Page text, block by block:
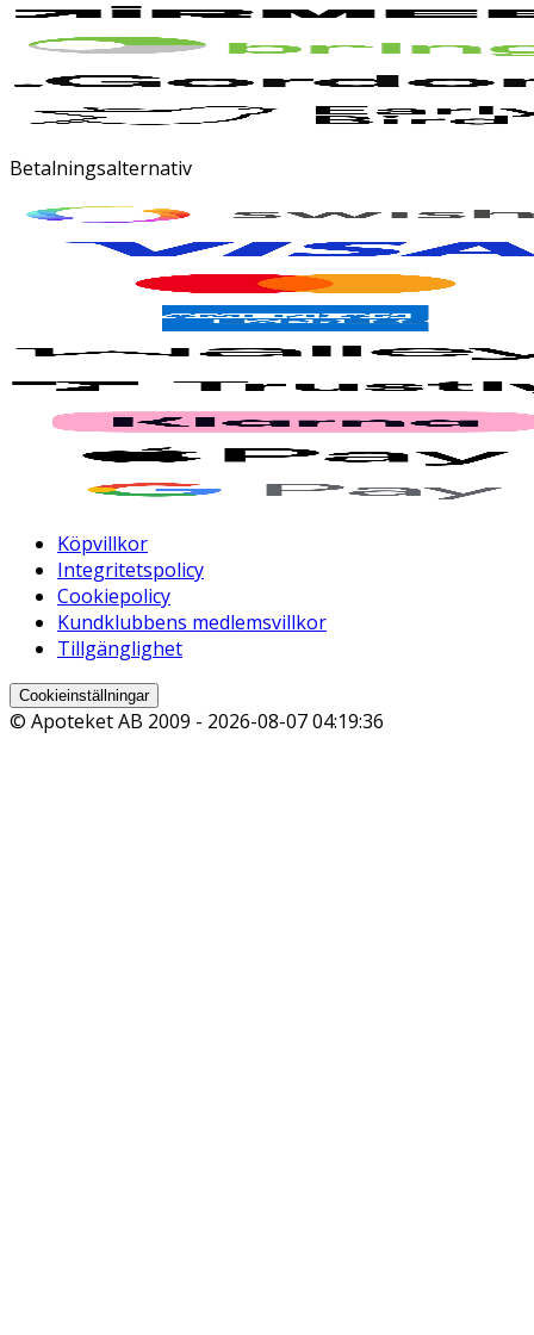
Betalningsalternativ
Köpvillkor
Integritetspolicy
Cookiepolicy
Kundklubbens medlemsvillkor
Tillgänglighet
Cookieinställningar
© Apoteket AB 2009 - 2026-08-07 04:19:36